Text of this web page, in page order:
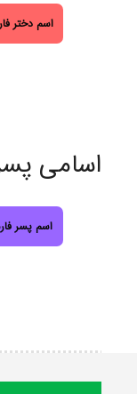
اسم دختر
اسامی
اسم پسر